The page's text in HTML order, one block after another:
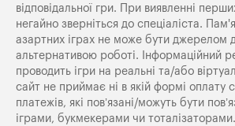
відповідальної гри. При виявленні
негайно зверніться до спеціаліста.
азартних іграх не може бути джерелом
альтернативою роботі. Інформаційний
проводить ігри на реальні та/або
сайт не приймає ні в якій формі оплату
платежів, які пов’язані/можуть бути
іграми, букмекерами чи тоталізаторами.